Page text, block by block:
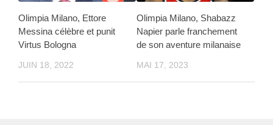
Olimpia Milano, Ettore
Messina célèbre et punit
Virtus Bologna
JUIN 18, 2022
Olimpia Milano, Shabazz
Napier parle franchement
de son aventure milanaise
MAI 17, 2023